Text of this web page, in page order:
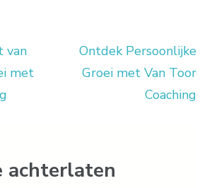
van
met
Ontdek Persoonlijke
Groei met Van Toor
Coaching
achterlaten